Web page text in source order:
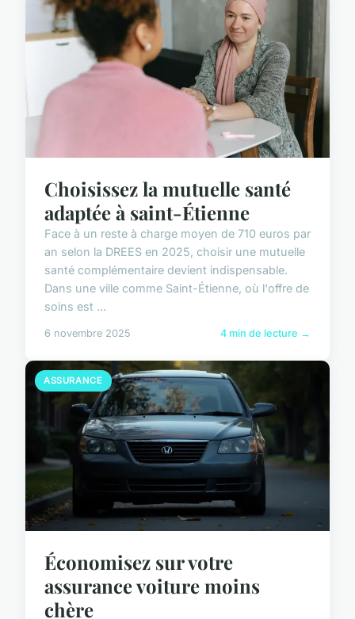
Choisissez la mutuelle santé
adaptée à saint-Étienne
Face à un reste à charge moyen de 710 euros par
an selon la DREES en 2025, choisir une mutuelle
santé complémentaire devient indispensable.
Dans une ville comme Saint-Étienne, où l'offre de
soins est ...
6 novembre 2025 4 min de lecture →
ASSURANCE
Économisez sur votre
assurance voiture moins
chère